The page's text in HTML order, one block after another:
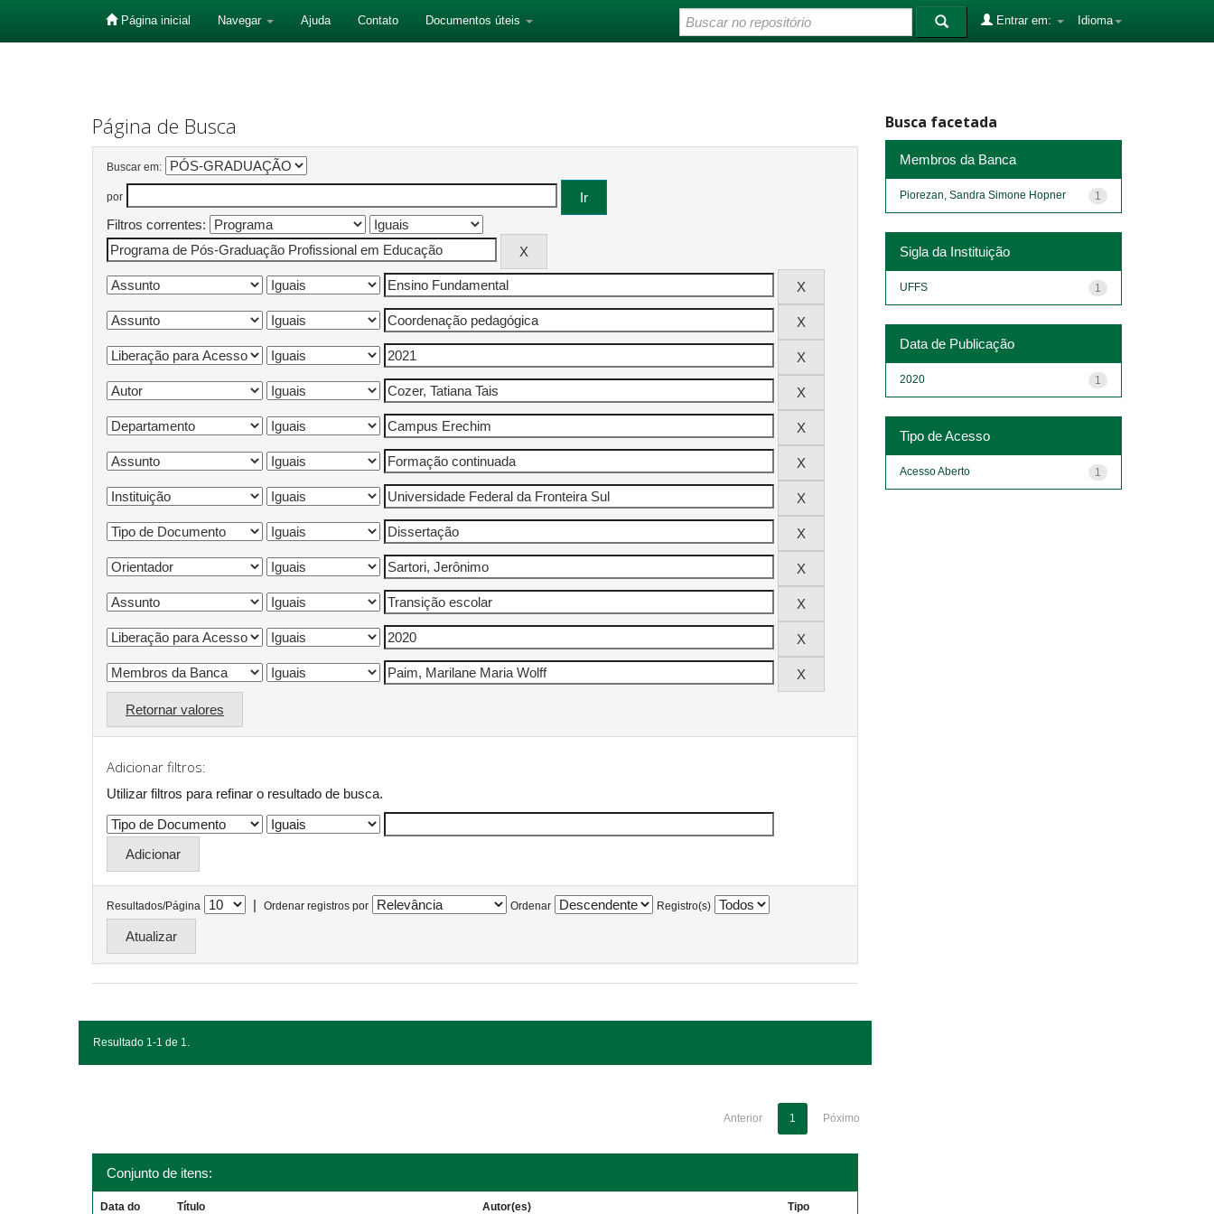
Página inicial Navegar Ajuda Contato Documentos úteis Idioma
Entrar em:
Página de Busca
Buscar em:
por
Filtros correntes:
Retornar valores
Adicionar filtros:
Utilizar filtros para refinar o resultado de busca.
Resultados/Página | Ordenar registros por Ordenar Registro(s)
Resultado 1-1 de 1.
Anterior 1 Póximo
Conjunto de itens:
Data do Título Autor(es) Tipo
Busca facetada
Membros da Banca
1
Piorezan, Sandra Simone Hopner
Sigla da Instituição
1
UFFS
Data de Publicação
1
2020
Tipo de Acesso
1
Acesso Aberto